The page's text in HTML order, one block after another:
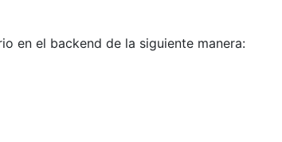
en el backend de la siguiente manera: